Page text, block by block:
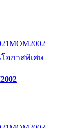
โอกาสพิเศษ